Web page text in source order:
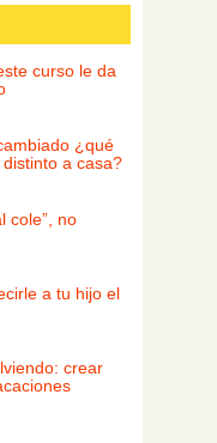
curso le da
¿qué
a casa?
cole”, no
a tu hijo el
crear